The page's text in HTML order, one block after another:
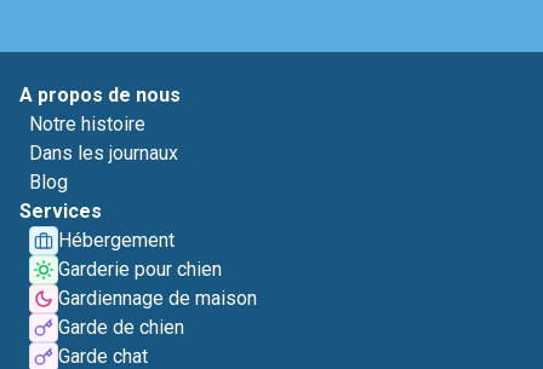
A propos de nous
Notre histoire
Dans les journaux
Blog
Services
Hébergement
Garderie pour chien
Gardiennage de maison
Garde de chien
Garde chat